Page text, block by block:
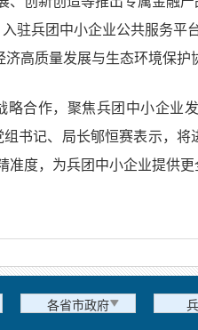
驻兵团中小企业公共服务平
高质量发展与生态环境保护
略合作，聚焦兵团中小企业
书记、局长郇恒赛表示，
准度，为兵团中小企业提供
各省市政府